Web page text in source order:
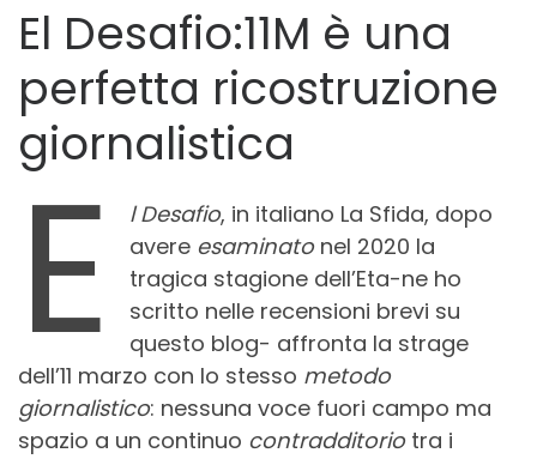
El Desafio:11M è una
perfetta ricostruzione
giornalistica
E l Desafio, in italiano La Sfida, dopo
avere esaminatonel 2020 la
tragica stagione dell’Eta-ne ho
scritto nelle recensioni brevi su
questo blog- affronta la strage
dell’11 marzo con lo stesso metodo
giornalistico: nessuna voce fuori campo ma
spazio a un continuo contradditoriotra i